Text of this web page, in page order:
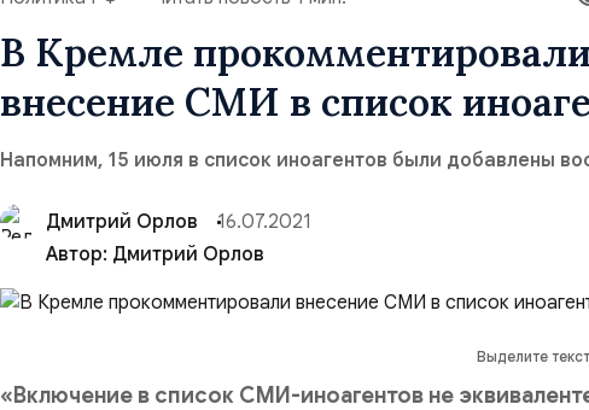
В Кремле прокомментировали
внесение СМИ в список
Напомним, 15 июля в список иноагентов были добавлены
Дмитрий Орлов
16.07.2021
Автор: Дмитрий Орлов
Выделите
«Включение в список СМИ-иноагентов не